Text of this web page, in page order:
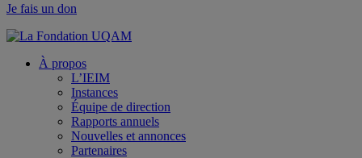
Je fais un don
À propos
L’IEIM
Instances
Équipe de direction
Rapports annuels
Nouvelles et annonces
Partenaires